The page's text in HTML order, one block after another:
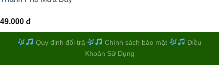
49.000 đ
Quy định đổi trả Chính sách bảo mật
Điều
Khoản Sử Dụng